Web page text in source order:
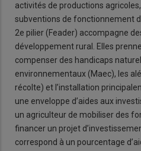
activités de productions
subventions de fonctionnement
2e pilier (Feader) accompagne
développement rural. Elles
compenser des handicaps
environnementaux (Maec), les
récolte) et l’installation
une enveloppe d’aides aux
un agriculteur de mobiliser des
financer un projet
correspond à un pourcentage